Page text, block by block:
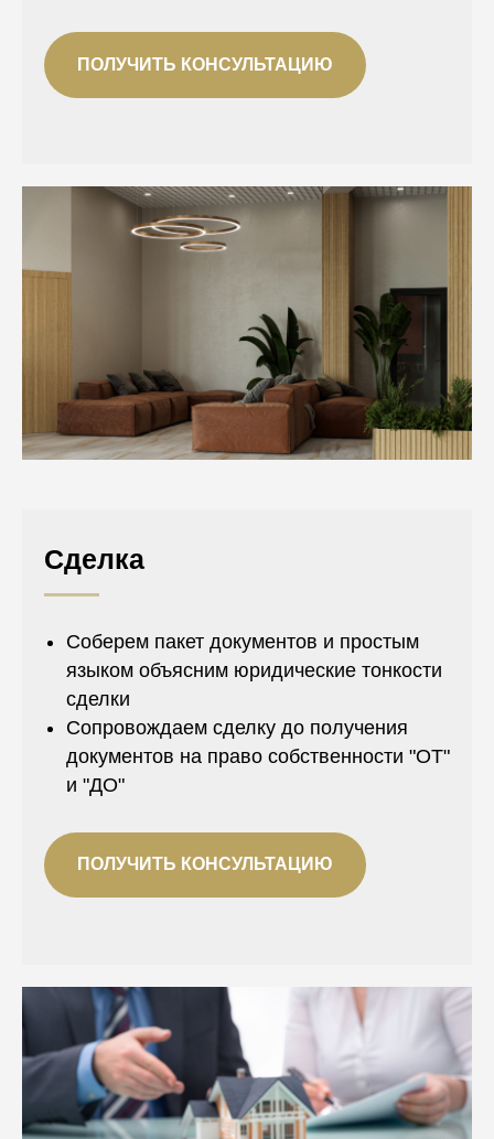
ПОЛУЧИТЬ КОНСУЛЬТАЦИЮ
Сделка
Соберем пакет документов и простым
языком объясним юридические тонкости
сделки
Сопровождаем сделку до получения
документов на право собственности "ОТ"
и "ДО"
ПОЛУЧИТЬ КОНСУЛЬТАЦИЮ